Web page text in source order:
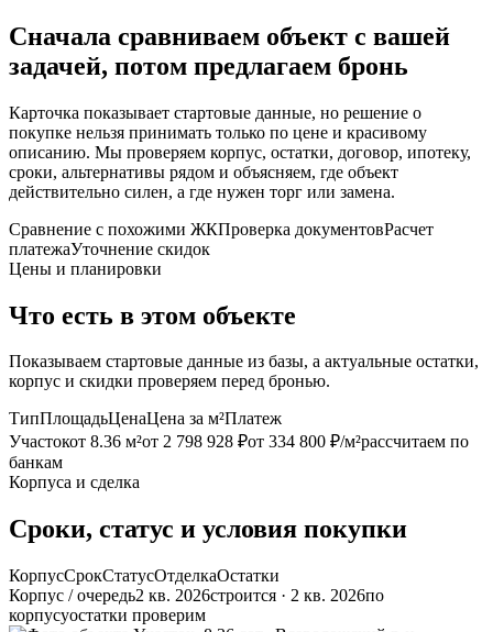
Сначала сравниваем объект с вашей
задачей, потом предлагаем бронь
Карточка показывает стартовые данные, но решение о
покупке нельзя принимать только по цене и красивому
описанию. Мы проверяем корпус, остатки, договор, ипотеку,
сроки, альтернативы рядом и объясняем, где объект
действительно силен, а где нужен торг или замена.
Сравнение с похожими ЖКПроверка документовРасчет
платежаУточнение скидок
Цены и планировки
Что есть в этом объекте
Показываем стартовые данные из базы, а актуальные остатки,
корпус и скидки проверяем перед бронью.
ТипПлощадьЦенаЦена за м²Платеж
Участокот 8.36 м²от 2 798 928 ₽от 334 800 ₽/м²рассчитаем по
банкам
Корпуса и сделка
Сроки, статус и условия покупки
КорпусСрокСтатусОтделкаОстатки
Корпус / очередь2 кв. 2026строится · 2 кв. 2026по
корпусуостатки проверим